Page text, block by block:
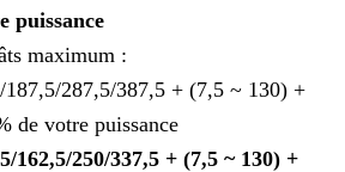
puissance
maximum :
187,5/287,5/387,5 + (7,5 ~ 130) +
de votre puissance
162,5/250/337,5 + (7,5 ~ 130) +